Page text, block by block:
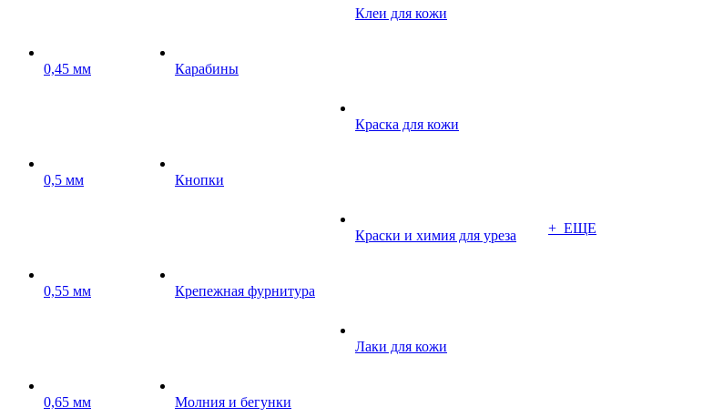
0,45 мм
0,5 мм
0,55 мм
0,65 мм
Карабины
Кнопки
Крепежная фурнитура
Молния и бегунки
Клеи для кожи
Краска для кожи
Краски и химия для уреза
Лаки для кожи
+ ЕЩЕ